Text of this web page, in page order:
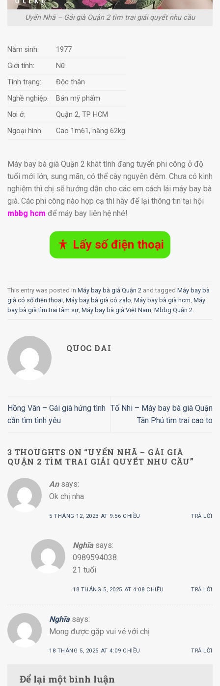
Uyển Nhã – Gái già Quận 2 tìm trai giải quyết nhu cầu
Năm sinh:
1977
Giới tính:
Nữ
Tình trạng:
Độc thân
Nghề nghiệp:
Bán mỹ phẩm
Nơi ở:
Quận 2, TP HCM
Ngoại hình:
Cao 1m61, nặng 62kg
Máy bay bà già Quận 2 khát tình đang tuyển phi công ở độ
tuổi mới lớn, sung mãn, có thể cày nguyên đêm. Chưa có kinh
nghiệm thì chị sẽ hướng dẫn cho các em cách lái máy bay bà
già. Các phi công nào hợp cạ thì hãy để lại thông tin tại hội
mbbg hcm để máy bay liên hệ nhé!
Lấy số điện thoại
This entry was posted in Máy bay bà già Quận 2 and tagged Máy bay bà
già có số điện thoại Máy bay bà già có zalo Máy bay bà già hcm Máy
bay bà già tìm trai tâm sự Máy bay bà già Việt Nam Mbbg Quận 2
QUOC DAI
Hồng Vân – Gái già hứng tình
cần tìm tình yêu
Tố Nhi – Máy bay bà già Quận
Tân Phú tìm trai cao to
3 THOUGHTS ON “UYỂN NHÃ – GÁI GIÀ
QUẬN 2 TÌM TRAI GIẢI QUYẾT NHU CẦU”
An says:
Ok chị nha
5 THÁNG 12, 2023 AT 9:56 CHIỀU TRẢ LỜI
Nghĩa says:
0989594038
21 tuổi
18 THÁNG 5, 2025 AT 4:08 CHIỀU TRẢ LỜI
Nghĩa says:
Mong được gặp vui vẻ với chị
18 THÁNG 5, 2025 AT 4:09 CHIỀU TRẢ LỜI
Để lại một bình luận